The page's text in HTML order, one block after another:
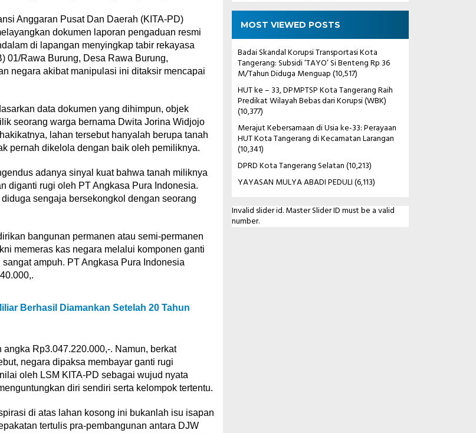
Anggaran Pusat Dan Daerah (KITA-PD)
dokumen laporan pengaduan resmi
di lapangan menyingkap tabir rekayasa
01/Rawa Burung, Desa Rawa Burung,
negara akibat manipulasi ini ditaksir mencapai
data dokumen yang dihimpun, objek
seorang warga bernama Dwita Jorina Widjojo
lahan tersebut hanyalah berupa tanah
pernah dikelola dengan baik oleh pemiliknya.
adanya sinyal kuat bahwa tanah miliknya
diganti rugi oleh PT Angkasa Pura Indonesia.
sengaja bersekongkol dengan seorang
bangunan permanen atau semi-permanen
memeras kas negara melalui komponen ganti
ampuh. PT Angkasa Pura Indonesia
Berhasil Diamankan Setelah 20 Tahun
Rp3.047.220.000,-. Namun, berkat
negara dipaksa membayar ganti rugi
oleh LSM KITA-PD sebagai wujud nyata
diri sendiri serta kelompok tertentu.
di atas lahan kosong ini bukanlah isu isapan
tertulis pra-pembangunan antara DJW
MOST VIEWED POSTS
Badai Skandal Korupsi Transportasi Kota
Tangerang: Subsidi ‘TAYO’ Si Benteng Rp 36
M/Tahun Diduga Menguap(10,517)
HUT ke – 33, DPMPTSP Kota Tangerang Raih
Predikat Wilayah Bebas dari Korupsi (WBK)
(10,377)
Merajut Kebersamaan di Usia ke-33: Perayaan
HUT Kota Tangerang di Kecamatan Larangan
(10,341)
DPRD Kota Tangerang Selatan(10,213)
YAYASAN MULYA ABADI PEDULI(6,113)
Invalid slider id. Master Slider ID must be a valid
number.